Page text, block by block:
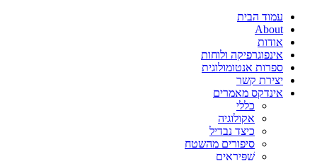
עמוד הבית
About
אודות
אינפוגרפיקה ולוחות
ספרות אנטומולוגית
יצירת קשר
אינדקס מאמרים
כללי
אקולוגיה
כיצד נבדיל
סיפורים מהשטח
שַׁפִּירָאִים